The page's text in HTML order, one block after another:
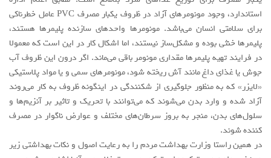
استاندارد، وجود مونومرهای آزاد در ظروف یکبار مصرف PVC عامل خطرناکی
برای سلامتی انسان می‌باشد. مونومرها واحدهای سازنده پلیمرها هستند،
پلیمرها خنثی بوده و مشکل‌ساز نیستند، اما اشکال کار در این است که معمولا
در فرایند تهیه پلیمرها مقداری مونومر باقی می‌ماند. اگر درون این ظروف آب
جوش یا غذای داغ مانند آش ریخته شود، مونومرهای سمی و یا مواد پلاستیکی
«لایزر» که به منظور جلوگیری از شکنندگی در اینگونه ظروف به کار می‌روند
آزاد شده و وارد بدن می‌شوند که می‌توانند با تحریک و تاثیر بر آنزیم‌ها و
سلول‌های بدن، منجر به بروز سرطان‌های مختلف و عوارض ناگوار در مصرف
کننده شوند.
در همین راستا وزارت بهداشت مردم را به رعایت اصول و نکات بهداشتی زیر